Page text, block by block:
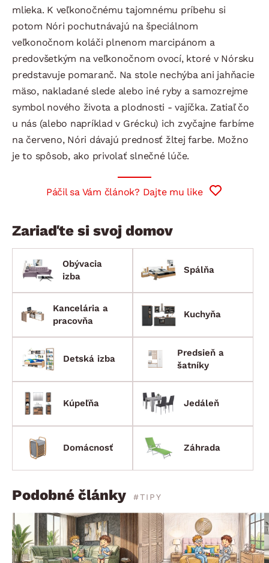
mlieka. K veľkonočnému tajomnému príbehu si
potom Nóri pochutnávajú na špeciálnom
veľkonočnom koláči plnenom marcipánom a
predovšetkým na veľkonočnom ovocí, ktoré v Nórsku
predstavuje pomaranč. Na stole nechýba ani jahňacie
mäso, nakladané slede alebo iné ryby a samozrejme
symbol nového života a plodnosti - vajíčka. Zatiaľ čo
u nás (alebo napríklad v Grécku) ich zvyčajne farbíme
na červeno, Nóri dávajú prednosť žltej farbe. Možno
je to spôsob, ako privolať slnečné lúče.
Páčil sa Vám článok? Dajte mu like
Zariaďte si svoj domov
Obývacia
izba
Spálňa
Kancelária a
pracovňa
Kuchyňa
Detská izba
Predsieň a
šatníky
Kúpeľňa Jedáleň
Domácnosť Záhrada
Podobné články #TIPY